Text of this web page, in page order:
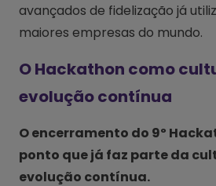
avançados de fidelização já
maiores empresas do mundo.
O Hackathon como
evolução contínua
O encerramento do 9º
ponto que já faz parte da
evolução contínua.